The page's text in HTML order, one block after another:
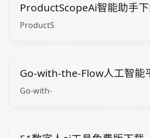
ProductScopeAi智能助手
ProductS
Go-with-the-Flow人工智能
Go-with-